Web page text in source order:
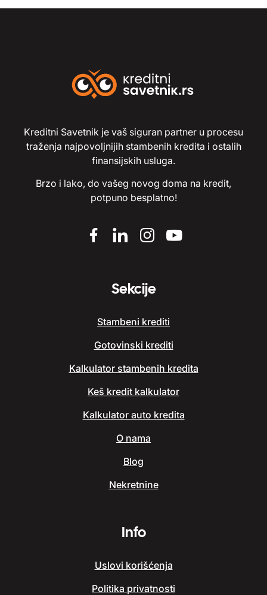
Kreditni Savetnik je vaš siguran partner u procesu
traženja najpovoljnijih stambenih kredita i ostalih
finansijskih usluga.
Brzo i lako, do vašeg novog doma na kredit,
potpuno besplatno!
Sekcije
Stambeni krediti
Gotovinski krediti
Kalkulator stambenih kredita
Keš kredit kalkulator
Kalkulator auto kredita
O nama
Blog
Nekretnine
Info
Uslovi korišćenja
Politika privatnosti